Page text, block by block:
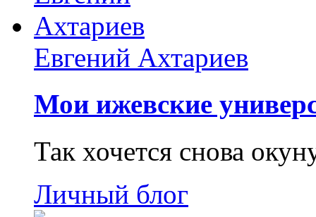
Евгений Ахтариев
Мои ижевские
Так хочется снова
Личный блог